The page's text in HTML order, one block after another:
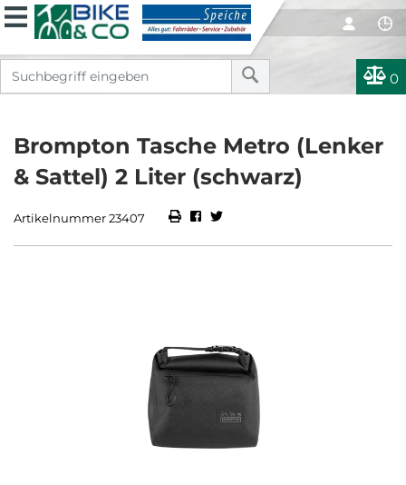
0
Brompton Tasche Metro (Lenker
& Sattel) 2 Liter (schwarz)
Artikelnummer 23407